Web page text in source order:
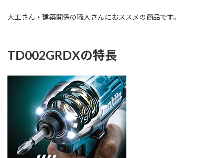
大工さん・建築関係の職人さんにおススメの商品です。
TD002GRDXの特長